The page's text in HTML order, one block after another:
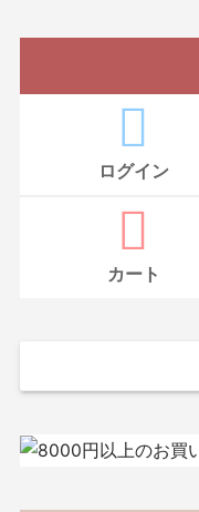
ログイン
カート